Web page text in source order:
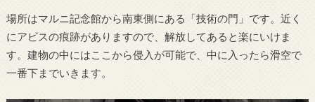
場所はマルニ記念館から南東側にある「技術の門」です。近く
にアビスの痕跡がありますので、解放してあると楽にいけま
す。建物の中にはここから侵入が可能で、中に入ったら滑空で
一番下までいきます。